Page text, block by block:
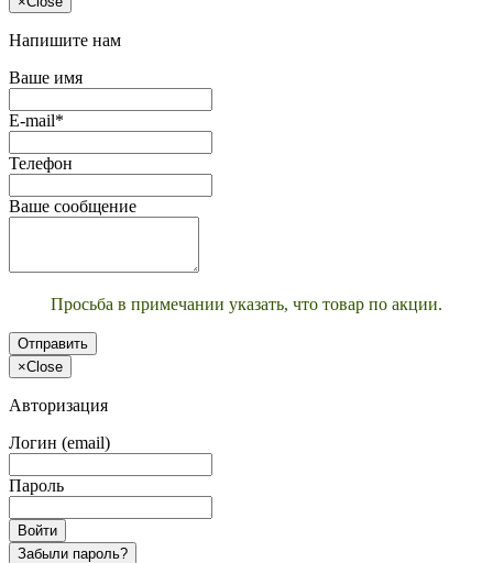
Напишите нам
Ваше имя
E-mail*
Телефон
Ваше сообщение
Просьба в примечании указать, что товар по акции.
Отправить
×Close
Авторизация
Логин (email)
Пароль
Войти
Забыли пароль?